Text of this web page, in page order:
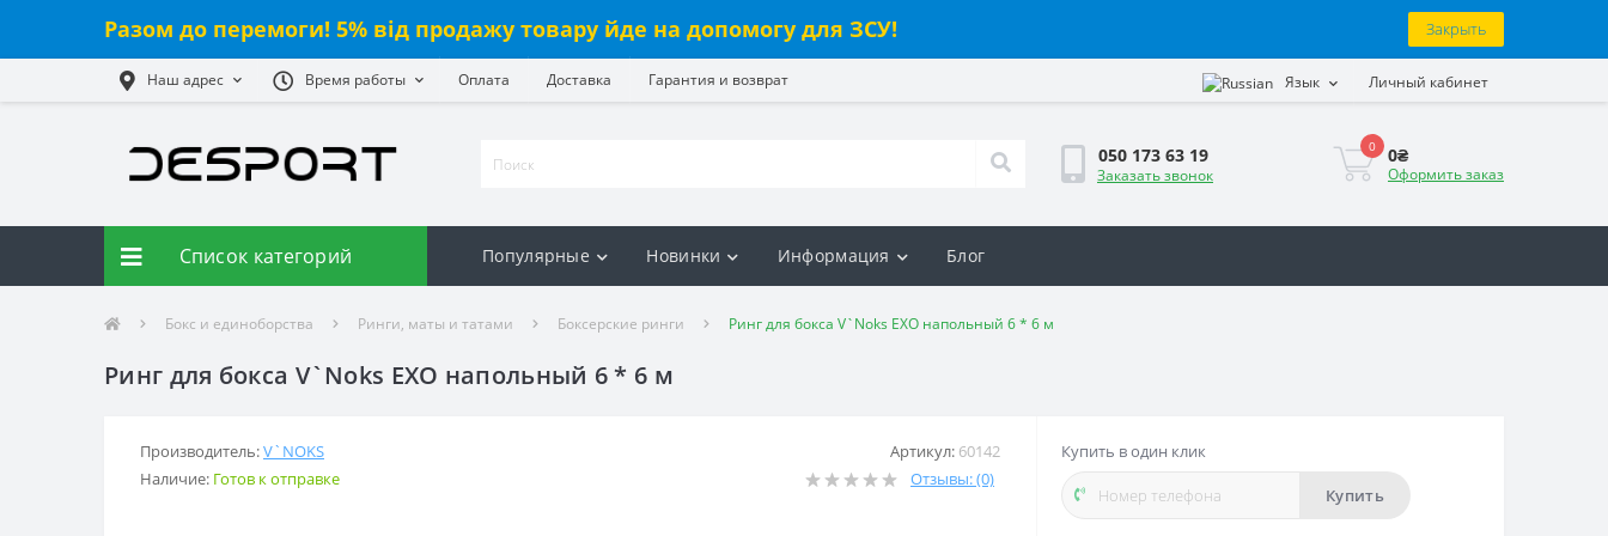
Разом до перемоги! 5% від продажу товару йде на допомогу для ЗСУ! Закрыть
Наш адрес Время работы Оплата Доставка Гарантия и возврат Язык Личный кабинет
050 173 63 19
Заказать звонок
0 0₴
Оформить заказ
Список категорий Популярные Новинки Информация Блог
Бокс и единоборства Ринги, маты и татами Боксерские ринги Ринг для бокса V`Noks EXO напольный 6 * 6 м
Ринг для бокса V`Noks EXO напольный 6 * 6 м
Производитель:V`NOKS Артикул: 60142
Наличие: Готов к отправке Отзывы: (0)
Купить в один клик
Купить